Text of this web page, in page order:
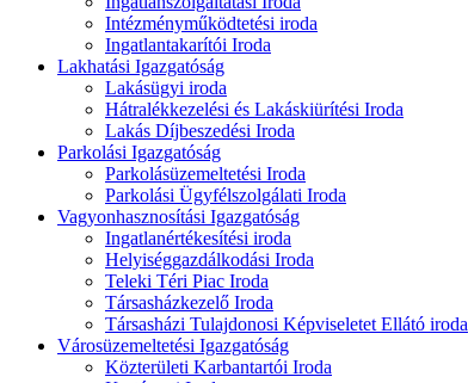
Intézményműködtetési iroda
Ingatlantakarítói Iroda
Lakhatási Igazgatóság
Lakásügyi iroda
Hátralékkezelési és Lakáskiürítési Iroda
Lakás Díjbeszedési Iroda
Parkolási Igazgatóság
Parkolásüzemeltetési Iroda
Parkolási Ügyfélszolgálati Iroda
Vagyonhasznosítási Igazgatóság
Ingatlanértékesítési iroda
Helyiséggazdálkodási Iroda
Teleki Téri Piac Iroda
Társasházkezelő Iroda
Társasházi Tulajdonosi Képviseletet Ellátó iroda
Városüzemeltetési Igazgatóság
Közterületi Karbantartói Iroda